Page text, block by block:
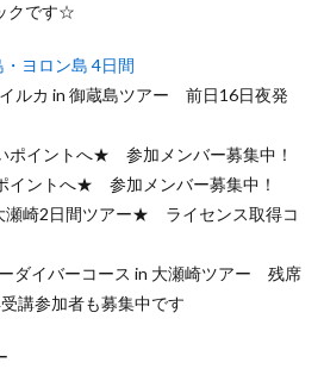
クです☆
ヨロン島 4日間
イルカ in 御蔵島ツアー 前日16日夜発
ポイントへ★ 参加メンバー募集中！
イントへ★ 参加メンバー募集中！
瀬崎2日間ツアー★ ライセンス取得コ
ダイバーコース in 大瀬崎ツアー 残席
講参加者も募集中です